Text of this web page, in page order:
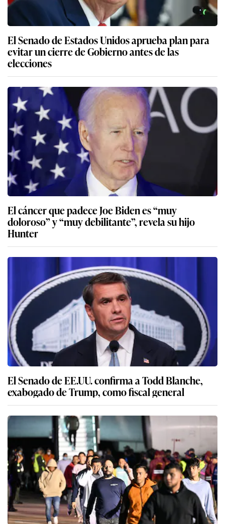
El Senado de Estados Unidos aprueba plan para
evitar un cierre de Gobierno antes de las
elecciones
El cáncer que padece Joe Biden es “muy
doloroso” y “muy debilitante”, revela su hijo
Hunter
El Senado de EE.UU. confirma a Todd Blanche,
exabogado de Trump, como fiscal general